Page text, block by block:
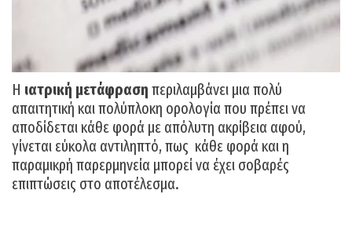
H ιατρική μετάφραση περιλαμβάνει μια πολύ
απαιτητική και πολύπλοκη ορολογία που πρέπει να
αποδίδεται κάθε φορά με απόλυτη ακρίβεια αφού,
γίνεται εύκολα αντιληπτό, πως κάθε φορά και η
παραμικρή παρερμηνεία μπορεί να έχει σοβαρές
επιπτώσεις στο αποτέλεσμα.